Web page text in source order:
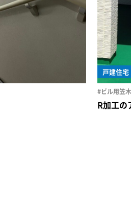
戸建住宅
#ビル用笠木
R加工の